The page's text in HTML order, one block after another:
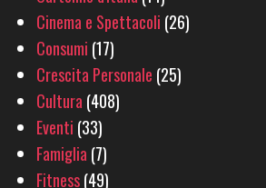
Cinema e Spettacoli (26)
Consumi (17)
Crescita Personale (25)
Cultura (408)
Eventi (33)
Famiglia (7)
Fitness(49)